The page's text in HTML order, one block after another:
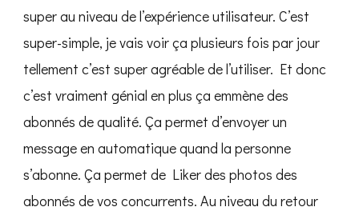
super au niveau de l’expérience utilisateur. C’est
super-simple, je vais voir ça plusieurs fois par jour
tellement c’est super agréable de l’utiliser. Et donc
c’est vraiment génial en plus ça emmène des
abonnés de qualité. Ça permet d’envoyer un
message en automatique quand la personne
s’abonne. Ça permet de Liker des photos des
abonnés de vos concurrents. Au niveau du retour